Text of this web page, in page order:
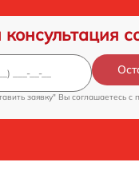
заявку" Вы соглашаетесь c